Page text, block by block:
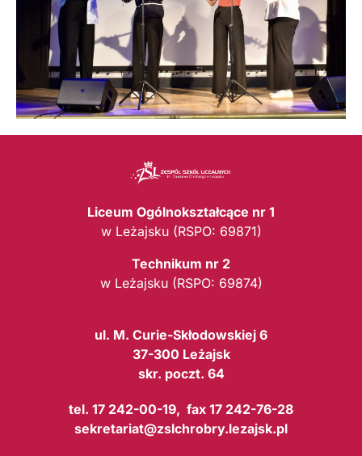
Liceum Ogólnokształcące nr 1
w Leżajsku (RSPO: 69871)
Technikum nr 2
w Leżajsku (RSPO: 69874)
ul. M. Curie-Skłodowskiej 6
37-300 Leżajsk
skr. poczt. 64
tel. 17 242-00-19, fax 17 242-76-28
sekretariat@zslchrobry.lezajsk.pl